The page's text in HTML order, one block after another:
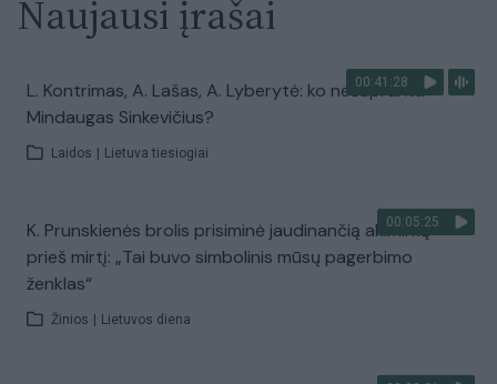
Naujausi įrašai
00:41:28
L. Kontrimas, A. Lašas, A. Lyberytė: ko nesupranta
Mindaugas Sinkevičius?
Laidos Lietuva tiesiogiai
00:05:25
K. Prunskienės brolis prisiminė jaudinančią akimirką
prieš mirtį: „Tai buvo simbolinis mūsų pagerbimo
ženklas“
Žinios Lietuvos diena